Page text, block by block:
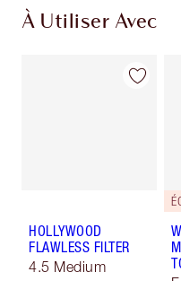
À Utiliser Avec
HOLLYWOOD
FLAWLESS FILTER
4.5 Medium